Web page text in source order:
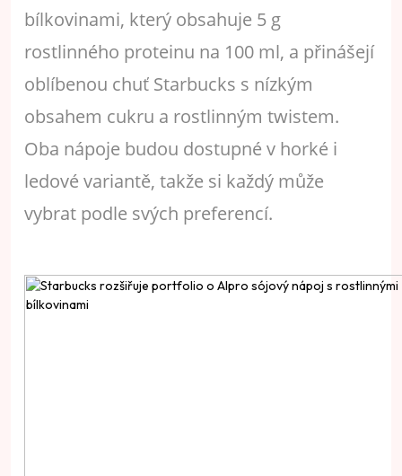
bílkovinami, který obsahuje 5 g
rostlinného proteinu na 100 ml, a přinášejí
oblíbenou chuť Starbucks s nízkým
obsahem cukru a rostlinným twistem.
Oba nápoje budou dostupné v horké i
ledové variantě, takže si každý může
vybrat podle svých preferencí.